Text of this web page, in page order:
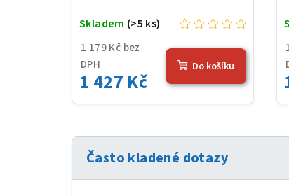
1 179 Kč bez
DPH
1 427 Kč
Skladem (>5 ks)
Do košíku
Často kladené dotazy